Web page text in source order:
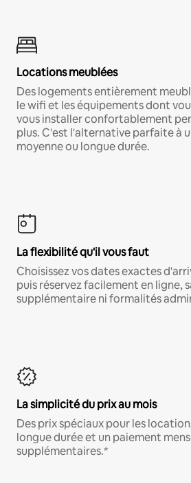
Locations meublées
Des logements entièrement
le wifi et les équipements dont
vous installer confortablement
plus. C'est l'alternative parfaite à
moyenne ou longue durée.
La flexibilité qu'il vous faut
Choisissez vos dates exactes
puis réservez facilement en ligne,
supplémentaire ni formalités
La simplicité du prix au mois
Des prix spéciaux pour les
longue durée et un paiement
supplémentaires.*